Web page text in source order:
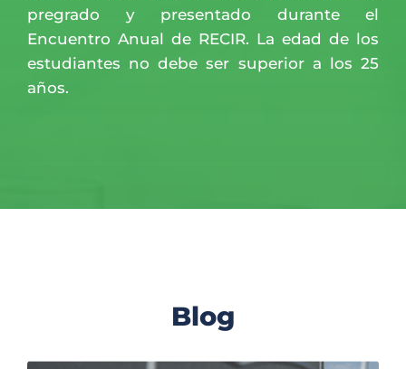
pregrado y presentado durante el
Encuentro Anual de RECIR. La edad de los
estudiantes no debe ser superior a los 25
años.
Blog